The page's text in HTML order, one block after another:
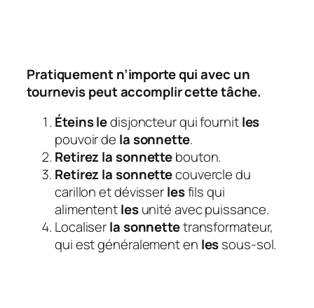
Pratiquement n’importe qui avec un
tournevis peut accomplir cette tâche.
Éteins ledisjoncteur qui fournitles
pouvoir de la sonnette.
Retirez la sonnettebouton.
Retirez la sonnettecouvercle du
carillon et dévisserlesfils qui
alimententlesunité avec puissance.
Localiserla sonnettetransformateur,
qui est généralement en lessous-sol.